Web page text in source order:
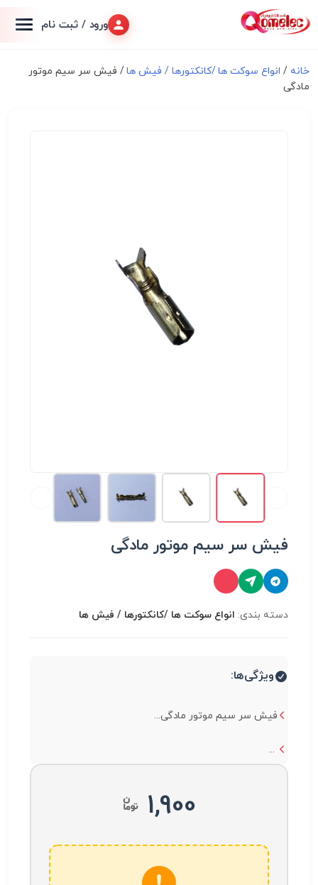
ورود / ثبت نام
خانه / انواع سوكت ها /کانکتورها / فیش ها/ فیش سر سیم موتور
مادگی
فیش سر سیم موتور مادگی
دسته بندی: انواع سوكت ها /کانکتورها / فیش ها
ویژگی‌ها:
فیش سر سیم موتور مادگی...
...
1,900